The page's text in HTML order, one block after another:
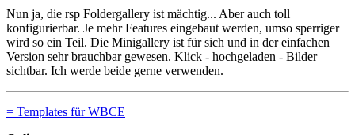
Nun ja, die rsp Foldergallery ist mächtig... Aber auch toll
konfigurierbar. Je mehr Features eingebaut werden, umso sperriger
wird so ein Teil. Die Minigallery ist für sich und in der einfachen
Version sehr brauchbar gewesen. Klick - hochgeladen - Bilder
sichtbar. Ich werde beide gerne verwenden.
= Templates für WBCE